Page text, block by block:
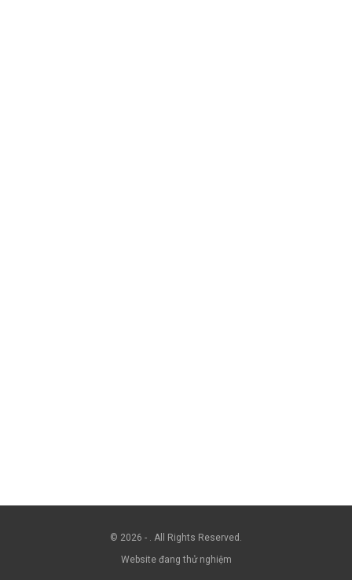
© 2026 - . All Rights Reserved.
Website đang thử nghiệm